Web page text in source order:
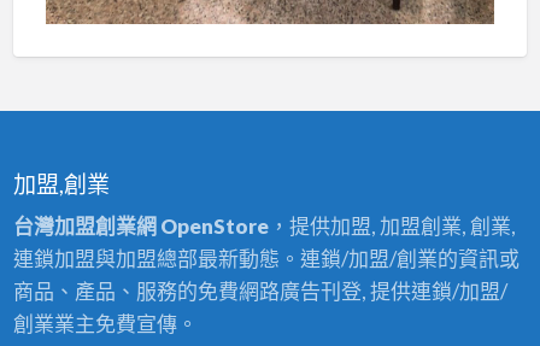
加盟,創業
台灣加盟創業網 OpenStore，提供加盟, 加盟創業, 創業,
連鎖加盟與加盟總部最新動態。連鎖/加盟/創業的資訊或
商品、產品、服務的免費網路廣告刊登, 提供連鎖/加盟/
創業業主免費宣傳。